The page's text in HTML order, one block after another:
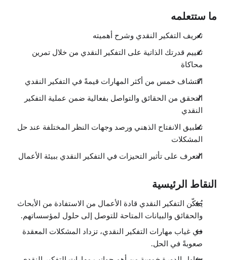
ما ستتعلمه
تعريف التفكير النقدي وشرح أهميته
تقييم قدرتك الذاتية على التفكير النقدي من خلال تمرين
محاكاة
اكتشاف خمس من أكثر المهارات قيمةً في التفكير النقدي
التحقق من الحقائق والتواصل بفعالية ضمن عملية التفكير
النقدي
تطبيق الانفتاح الذهني ورصد وجهات النظر المختلفة عند حل
المشكلات
التعرف على تأثير التحيزات في التفكير النقدي ببيئة الأعمال
النقاط الرئيسية
يُمكّن التفكير النقدي قادة الأعمال من الاستفادة من الأبحاث
والحقائق والبيانات المتاحة للتوصل إلى حلول لمؤسساتهم.
في غياب مهارات التفكير النقدي، تزداد المشكلات المعقدة
صعوبةً في الحل.